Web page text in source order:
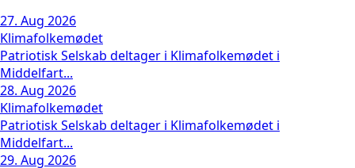
27. Aug 2026
Klimafolkemødet
Patriotisk Selskab deltager i Klimafolkemødet i
Middelfart...
28. Aug 2026
Klimafolkemødet
Patriotisk Selskab deltager i Klimafolkemødet i
Middelfart...
29. Aug 2026